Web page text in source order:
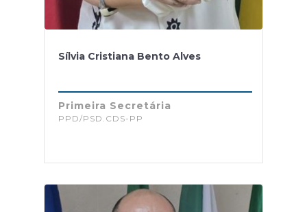
Sílvia Cristiana Bento Alves
Primeira Secretária
PPD/PSD.CDS-PP